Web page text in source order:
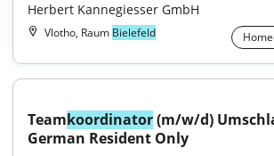
Herbert Kannegiesser GmbH
Vlotho, Raum Bielefeld
Teamkoordinator (m/w/d)
German Resident Only